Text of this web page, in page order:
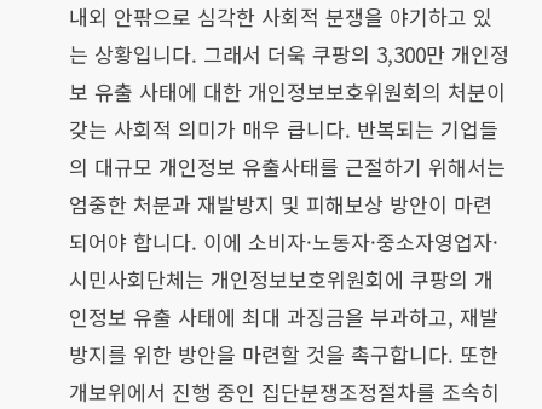
내외 안팎으로 심각한 사회적 분쟁을 야기하고 있
는 상황입니다. 그래서 더욱 쿠팡의 3,300만 개인정
보 유출 사태에 대한 개인정보보호위원회의 처분이
갖는 사회적 의미가 매우 큽니다. 반복되는 기업들
의 대규모 개인정보 유출사태를 근절하기 위해서는
엄중한 처분과 재발방지 및 피해보상 방안이 마련
되어야 합니다. 이에 소비자·노동자·중소자영업자·
시민사회단체는 개인정보보호위원회에 쿠팡의 개
인정보 유출 사태에 최대 과징금을 부과하고, 재발
방지를 위한 방안을 마련할 것을 촉구합니다. 또한
개보위에서 진행 중인 집단분쟁조정절차를 조속히